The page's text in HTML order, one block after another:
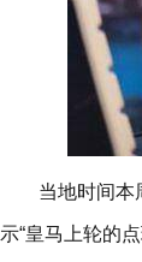
当地时间本
示“皇马上轮的